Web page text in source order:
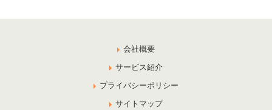
会社概要
サービス紹介
プライバシーポリシー
サイトマップ